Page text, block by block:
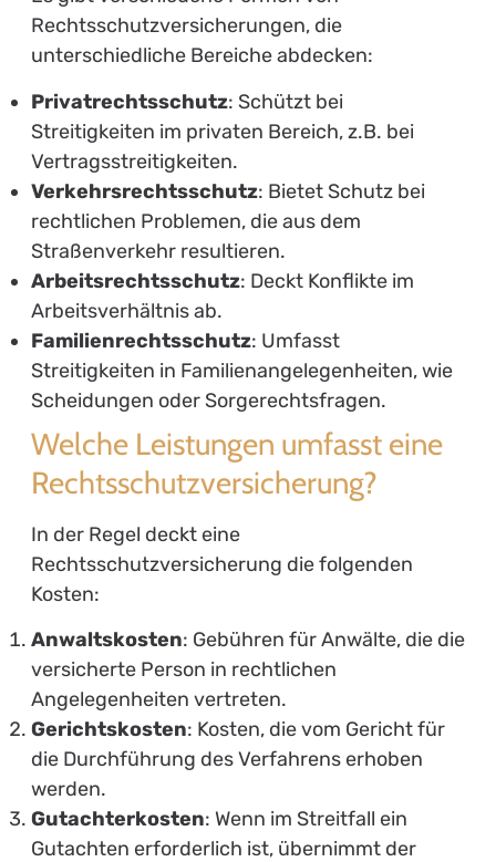
Rechtsschutzversicherungen, die
unterschiedliche Bereiche abdecken:
Privatrechtsschutz: Schützt bei
Streitigkeiten im privaten Bereich, z.B. bei
Vertragsstreitigkeiten.
Verkehrsrechtsschutz: Bietet Schutz bei
rechtlichen Problemen, die aus dem
Straßenverkehr resultieren.
Arbeitsrechtsschutz: Deckt Konflikte im
Arbeitsverhältnis ab.
Familienrechtsschutz: Umfasst
Streitigkeiten in Familienangelegenheiten, wie
Scheidungen oder Sorgerechtsfragen.
Welche Leistungen umfasst eine
Rechtsschutzversicherung?
In der Regel deckt eine
Rechtsschutzversicherung die folgenden
Kosten:
Anwaltskosten: Gebühren für Anwälte, die die
versicherte Person in rechtlichen
Angelegenheiten vertreten.
Gerichtskosten: Kosten, die vom Gericht für
die Durchführung des Verfahrens erhoben
werden.
Gutachterkosten: Wenn im Streitfall ein
Gutachten erforderlich ist, übernimmt der